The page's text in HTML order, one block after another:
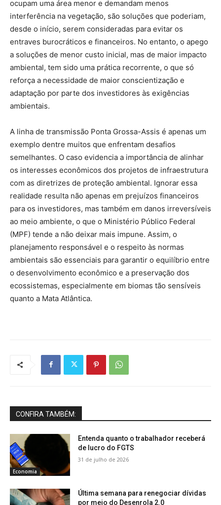
ocupam uma área menor e demandam menos
interferência na vegetação, são soluções que poderiam,
desde o início, serem consideradas para evitar os
entraves burocráticos e financeiros. No entanto, o apego
a soluções de menor custo inicial, mas de maior impacto
ambiental, tem sido uma prática recorrente, o que só
reforça a necessidade de maior conscientização e
adaptação por parte dos investidores às exigências
ambientais.
A linha de transmissão Ponta Grossa-Assis é apenas um
exemplo dentre muitos que enfrentam desafios
semelhantes. O caso evidencia a importância de alinhar
os interesses econômicos dos projetos de infraestrutura
com as diretrizes de proteção ambiental. Ignorar essa
realidade resulta não apenas em prejuízos financeiros
para os investidores, mas também em danos irreversíveis
ao meio ambiente, o que o Ministério Público Federal
(MPF) tende a não deixar mais impune. Assim, o
planejamento responsável e o respeito às normas
ambientais são essenciais para garantir o equilíbrio entre
o desenvolvimento econômico e a preservação dos
ecossistemas, especialmente em biomas tão sensíveis
quanto a Mata Atlântica.
CONFIRA TAMBÉM:
Economia
Entenda quanto o trabalhador receberá
de lucro do FGTS
31 de julho de 2026
Última semana para renegociar dívidas
por meio do Desenrola 2.0